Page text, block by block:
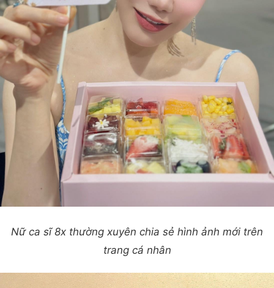
Nữ ca sĩ 8x thường xuyên chia sẻ hình ảnh mới trên
trang cá nhân